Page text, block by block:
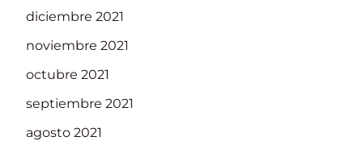
diciembre 2021
noviembre 2021
octubre 2021
septiembre 2021
agosto 2021